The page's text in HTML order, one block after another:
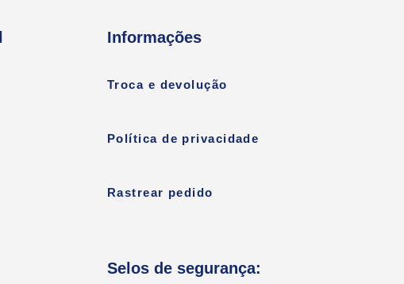
Informações
Troca e devolução
Política de privacidade
Rastrear pedido
Selos de segurança: